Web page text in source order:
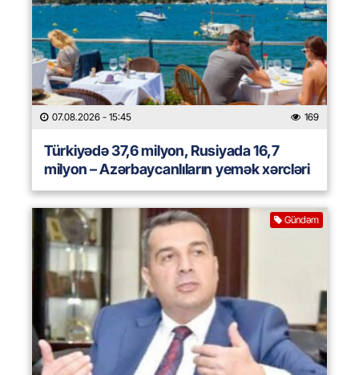
07.08.2026 - 15:45 169
Türkiyədə 37,6 milyon, Rusiyada 16,7
milyon – Azərbaycanlıların yemək xərcləri
Gündəm